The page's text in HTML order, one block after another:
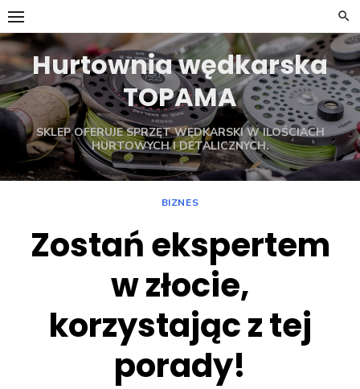
Skip
to
contentHurtownia wędkarska
TOPAMA
SKLEP OFERUJE SPRZĘT WĘDKARSKI W ILOŚCIACH
HURTOWYCH I DETALICZNYCH.
BIZNES
Zostań ekspertem
w złocie,
korzystając z tej
porady!